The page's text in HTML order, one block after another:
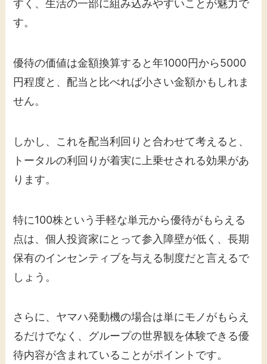
すく、生活の一部に組み込みやすいことが魅力で
す。
優待の価値は金額換算すると年1000円から5000
円程度と、配当と比べれば小さい金額かもしれま
せん。
しかし、これを配当利回りと合わせて考えると、
トータルの利回りが着実に上乗せされる効果があ
ります。
特に100株という手軽な単元から優待がもらえる
点は、個人投資家にとって参入障壁が低く、長期
保有のインセンティブを与える制度だと言えるで
しょう。
さらに、ヤマハ発動機の場合は単にモノがもらえ
るだけでなく、グループの世界観を体験できる優
待内容が含まれていることがポイントです。